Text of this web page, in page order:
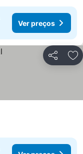
Ver preços
Partilhar